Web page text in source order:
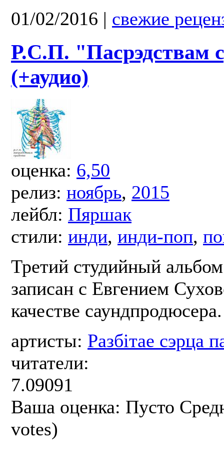
01/02/2016 | свежие
Р.С.П. "Пасрэдствам
(+аудио)
оценка: 6,50
релиз: ноябрь, 2015
лейбл: Пяршак
стили: инди, инди-поп,
Третий студийный альбом
записан с Евгением
качестве саундпродюсера.
артисты: Разбітае сэрца
читатели:
7.09091
Ваша оценка: Пусто
votes)